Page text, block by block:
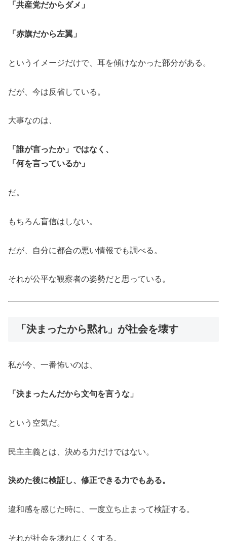
「共産党だからダメ」
「赤旗だから左翼」
というイメージだけで、耳を傾けなかった部分がある。
だが、今は反省している。
大事なのは、
「誰が言ったか」ではなく、
「何を言っているか」
だ。
もちろん盲信はしない。
だが、自分に都合の悪い情報でも調べる。
それが公平な観察者の姿勢だと思っている。
「決まったから黙れ」が社会を壊す
私が今、一番怖いのは、
「決まったんだから文句を言うな」
という空気だ。
民主主義とは、決める力だけではない。
決めた後に検証し、修正できる力でもある。
違和感を感じた時に、一度立ち止まって検証する。
それが社会を壊れにくくする。